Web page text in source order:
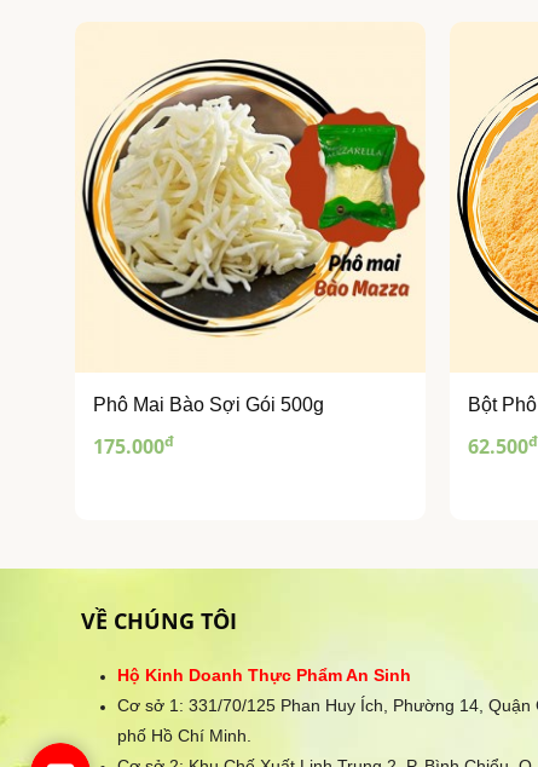
Phô Mai Bào Sợi Gói 500g
175.000đ
Bột
62.500đ
VỀ CHÚNG TÔI
Hộ Kinh Doanh Thực Phẩm An Sinh
Cơ sở 1: 331/70/125 Phan Huy Ích, Phường 14, Quận
phố Hồ Chí Minh.